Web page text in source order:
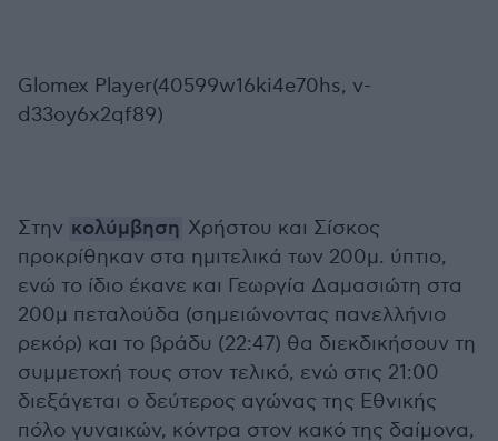
Glomex Player(40599w16ki4e70hs, v-
d33oy6x2qf89)
Στην κολύμβηση Χρήστου και Σίσκος
προκρίθηκαν στα ημιτελικά των 200μ. ύπτιο,
ενώ το ίδιο έκανε και Γεωργία Δαμασιώτη στα
200μ πεταλούδα (σημειώνοντας πανελλήνιο
ρεκόρ) και το βράδυ (22:47) θα διεκδικήσουν τη
συμμετοχή τους στον τελικό, ενώ στις 21:00
διεξάγεται ο δεύτερος αγώνας της Εθνικής
πόλο γυναικών, κόντρα στον κακό της δαίμονα,